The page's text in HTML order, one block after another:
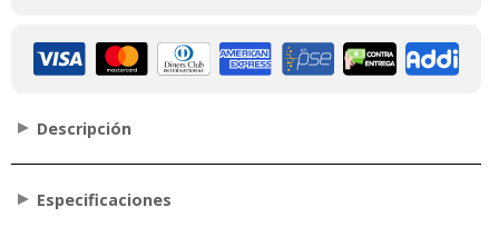
Descripción
Especificaciones